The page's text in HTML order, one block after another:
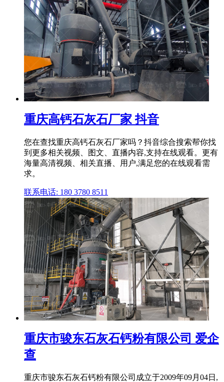
重庆高钙石灰石厂家 抖音
您在查找重庆高钙石灰石厂家吗？抖音综合搜索帮你找
到更多相关视频、图文、直播内容,支持在线观看。更有
海量高清视频、相关直播、用户,满足您的在线观看需
求。
联系电话: 180 3780 8511
重庆市骏东石灰石钙粉有限公司 爱企
查
重庆市骏东石灰石钙粉有限公司成立于2009年09月04日,